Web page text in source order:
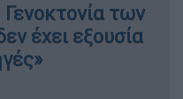
Γενοκτονία των
έχει εξουσία